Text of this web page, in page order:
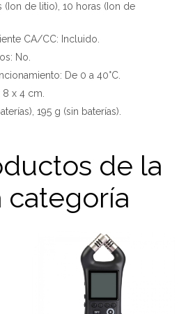
(Ion de litio), 10 horas (Ion de
CA/CC: Incluido.
No.
De 0 a 40°C.
x 4 cm.
195 g (sin baterías).
de la
categoría